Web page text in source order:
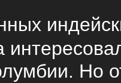
Но